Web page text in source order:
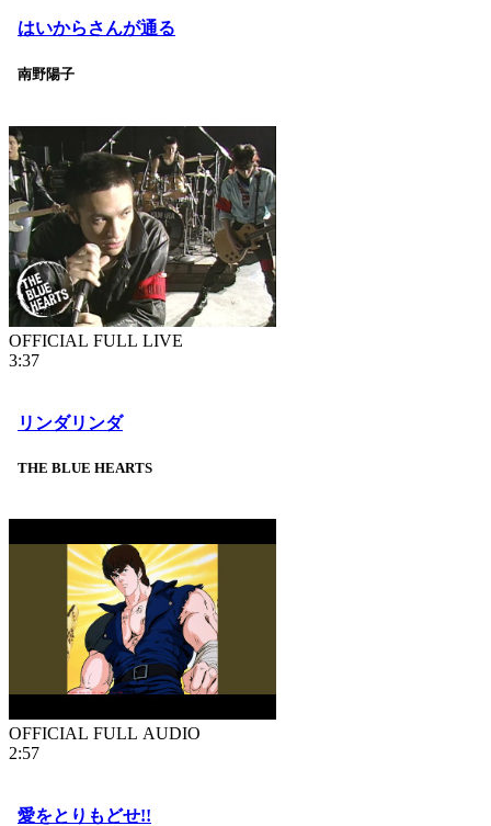
はいからさんが通る
南野陽子
OFFICIAL FULL LIVE
3:37
リンダリンダ
THE BLUE HEARTS
OFFICIAL FULL AUDIO
2:57
愛をとりもどせ!!